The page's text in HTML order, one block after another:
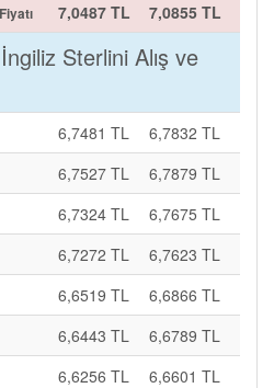
7,0487 TL 7,0855 TL
Sterlini Alış ve
6,7481 TL
6,7832 TL
6,7527 TL
6,7879 TL
6,7324 TL
6,7675 TL
6,7272 TL
6,7623 TL
6,6519 TL
6,6866 TL
6,6443 TL
6,6789 TL
6,6256 TL
6,6601 TL